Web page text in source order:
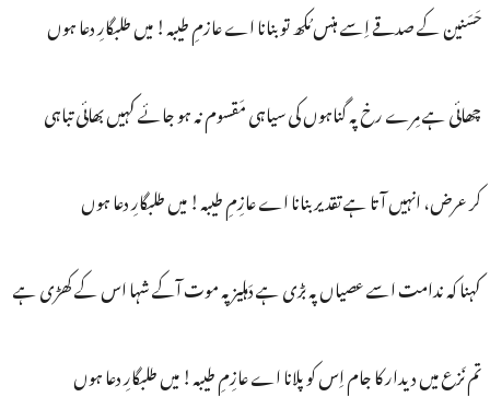
حَسَنین کے صدقے اِسے ہنس مُکھ تو بنانا اے عازمِ طیبہ! میں طلبگارِ دعا ہوں
چھائی ہے مِرے رخ پہ گناہوں کی سیاہی مَقسوم نہ ہو جائے کہیں بھائی تباہی
کر عرض، انہیں آتا ہے تقدیر بنانا اے عازِمِ طیبہ! میں طلبگارِ دعا ہوں
کہنا کہ ندامت اسے عصیاں پہ بڑی ہے دَہلیز پہ موت آکے شہا اس کے کھڑی ہے
تم نَزع میں دیدار کا جام اِس کو پلانا اے عازِمِ طیبہ! میں طلبگارِ دعا ہوں